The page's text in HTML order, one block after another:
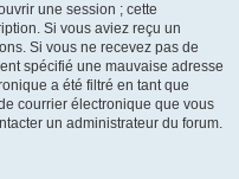
une session ; cette
Si vous aviez reçu un
Si vous ne recevez pas de
spécifié une mauvaise adresse
a été filtré en tant que
courrier électronique que vous
un administrateur du forum.